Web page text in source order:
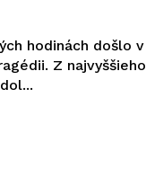
hodinách došlo v
Z najvyššieho